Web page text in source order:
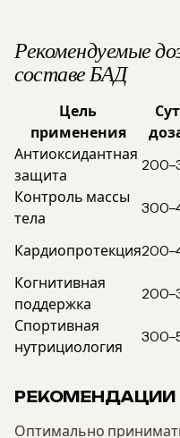
Рекомендуемые
составе БАД
Цель
применения
Антиоксидантная
защита
Контроль массы
тела
Кардиопротекция
Когнитивная
поддержка
Спортивная
нутрициология
РЕКОМЕНДАЦИИ
Оптимально